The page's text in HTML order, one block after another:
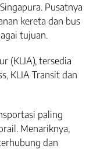
Pusatnya
kereta dan bus
tujuan.
(KLIA), tersedia
KLIA Transit dan
paling
Menariknya,
dan